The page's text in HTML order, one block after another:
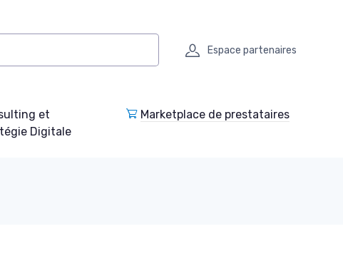
Espace partenaires
et
Digitale
Marketplace de prestataires